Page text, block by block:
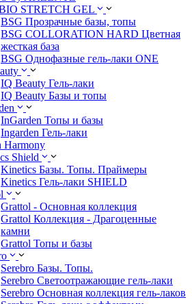
STRETCH GEL
BSG Прозрачные базы, топы
BSG COLLORATION HARD Цветная
жесткая база
BSG Однофазные гель-лаки ONE
IQ Beauty Гель-лаки
IQ Beauty Базы и топы
InGarden Топы и базы
Ingarden Гель-лаки
Harmony
Shield
Kinetics Базы. Топы. Праймеры
Kinetics Гель-лаки SHIELD
Grattol - Oснoвнaя коллекция
Grattol Коллекция - Драгоценные
камни
Grattol Топы и базы
Serebro Базы. Топы.
Serebro Светоотражающие гель-лаки
Serebro Основная коллекция гель-лаков